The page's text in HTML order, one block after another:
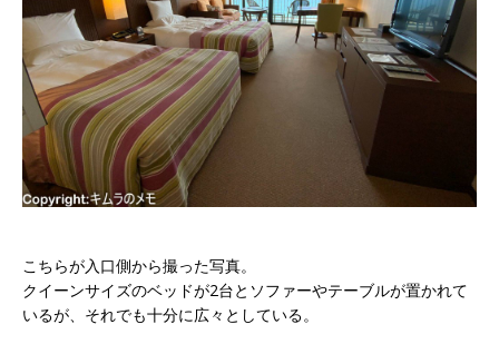
こちらが入口側から撮った写真。
クイーンサイズのベッドが2台とソファーやテーブルが置かれて
いるが、それでも十分に広々としている。